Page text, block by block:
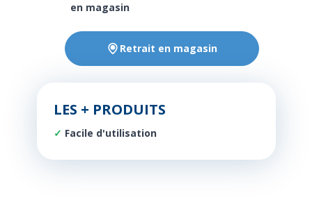
en magasin
Retrait en magasin
LES + PRODUITS
Facile d'utilisation